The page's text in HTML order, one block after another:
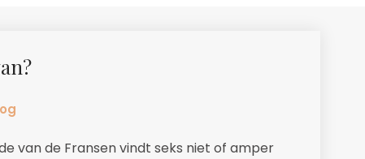
van de Fransen vindt seks niet of amper